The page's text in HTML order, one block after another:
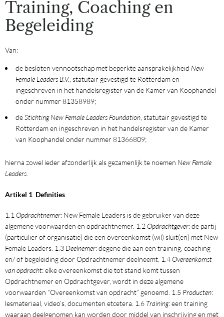
Training, Coaching en
Begeleiding
Van:
de besloten vennootschap met beperkte aansprakelijkheid New
Female Leaders B.V. , statutair gevestigd te Rotterdam en
ingeschreven in het handelsregister van de Kamer van Koophandel
onder nummer 81358989;
deStichting New Female Leaders Foundation , statutair gevestigd te
Rotterdam en ingeschreven in het handelsregister van de Kamer
van Koophandel onder nummer 81366809;
hierna zowel ieder afzonderlijk als gezamenlijk te noemen New Female
Leaders
Artikel 1 Definities
1.1 Opdrachtnemer: New Female Leaders is de gebruiker van deze
algemene voorwaarden en opdrachtnemer. 1.2 Opdrachtgever: de partij
(particulier of organisatie) die een overeenkomst (wil) sluit(en) met New
Female Leaders. 1.3 Deelnemer: degene die aan een training, coaching
en/ of begeleiding door Opdrachtnemer deelneemt. 1.4 Overeenkomst
van opdracht: elke overeenkomst die tot stand komt tussen
Opdrachtnemer en Opdrachtgever, wordt in deze algemene
voorwaarden “Overeenkomst van opdracht” genoemd. 1.5 Producten:
lesmateriaal, video’s, documenten etcetera. 1.6 Training: een training
waaraan deelgenomen kan worden door middel van inschrijving en met